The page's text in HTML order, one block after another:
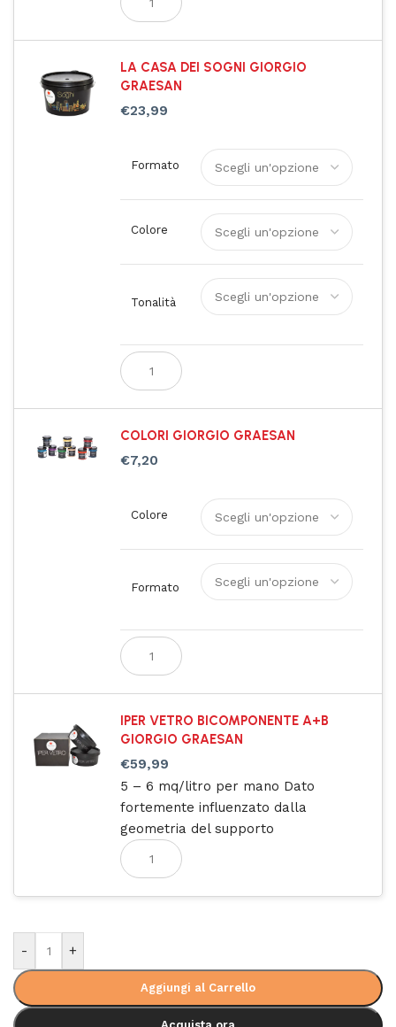
LA CASA DEI SOGNI GIORGIO
GRAESAN
€23,99
Formato
Colore
Tonalità
COLORI GIORGIO GRAESAN
€7,20
Colore
Formato
IPER VETRO BICOMPONENTE A+B
GIORGIO GRAESAN
€59,99
5 – 6 mq/litro per mano Dato
fortemente influenzato dalla
geometria del supporto
- +
Aggiungi al Carrello